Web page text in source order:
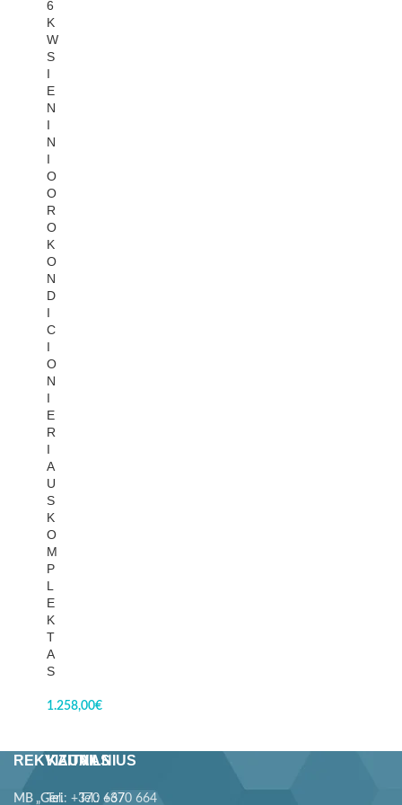
6
K
W
S
I
E
N
I
N
I
O
O
R
O
K
O
N
D
I
C
I
O
N
I
E
R
I
A
U
S
K
O
M
P
L
E
K
T
A
S
1.258,00€
REKVIZITAI
MB „Geri
KAUNAS
Tel.: +370 667
VILNIUS
Tel.: +370 664